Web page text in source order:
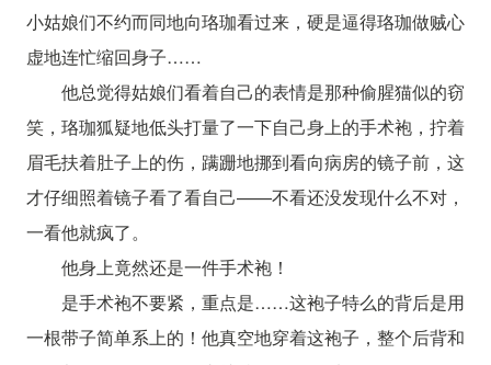
小姑娘们不约而同地向珞珈看过来，硬是逼得珞珈做贼心
虚地连忙缩回身子……
他总觉得姑娘们看着自己的表情是那种偷腥猫似的窃
笑，珞珈狐疑地低头打量了一下自己身上的手术袍，拧着
眉毛扶着肚子上的伤，蹒跚地挪到看向病房的镜子前，这
才仔细照着镜子看了看自己——不看还没发现什么不对，
一看他就疯了。
他身上竟然还是一件手术袍！
是手术袍不要紧，重点是……这袍子特么的背后是用
一根带子简单系上的！他真空地穿着这袍子，整个后背和